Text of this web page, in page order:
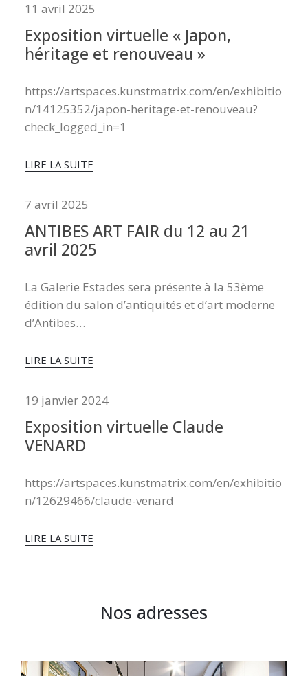
11 avril 2025
Exposition virtuelle « Japon,
héritage et renouveau »
https://artspaces.kunstmatrix.com/en/exhibitio
n/14125352/japon-heritage-et-renouveau?
check_logged_in=1
LIRE LA SUITE
7 avril 2025
ANTIBES ART FAIR du 12 au 21
avril 2025
La Galerie Estades sera présente à la 53ème
édition du salon d’antiquités et d’art moderne
d’Antibes…
LIRE LA SUITE
19 janvier 2024
Exposition virtuelle Claude
VENARD
https://artspaces.kunstmatrix.com/en/exhibitio
n/12629466/claude-venard
LIRE LA SUITE
Nos adresses